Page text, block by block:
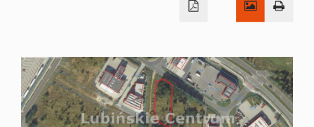
O firmie
Oferta
Kredyty